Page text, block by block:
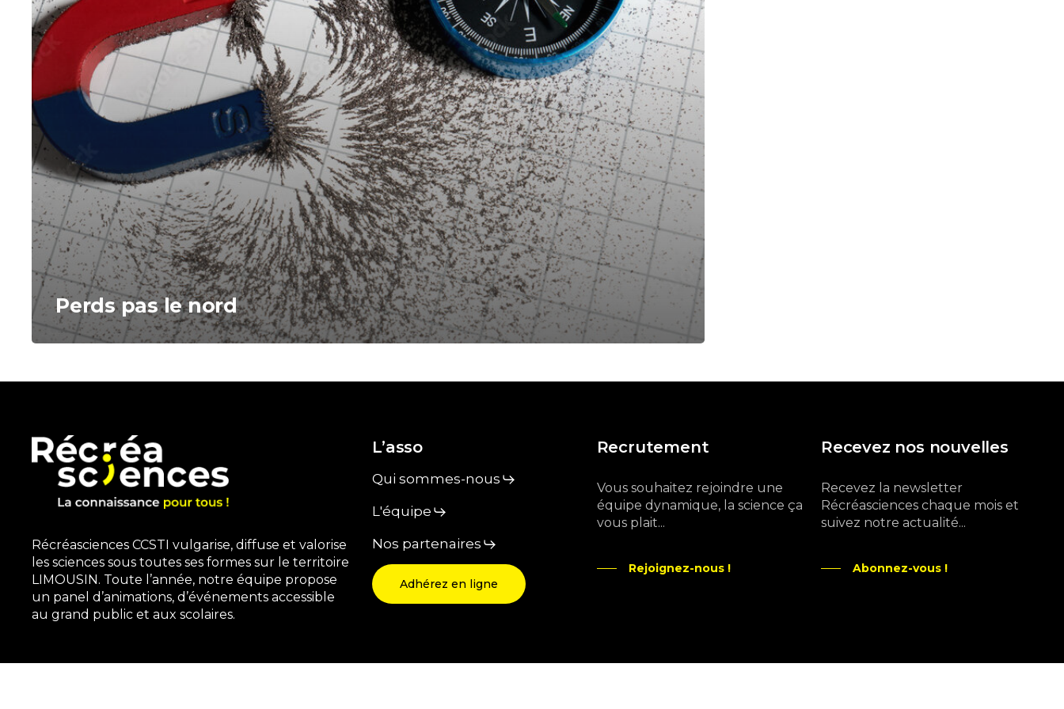
Perds pas le nord
Récréasciences CCSTI vulgarise, diffuse et valorise
les sciences sous toutes ses formes sur le territoire
LIMOUSIN. Toute l’année, notre équipe propose
un panel d’animations, d’événements accessible
au grand public et aux scolaires.
L’asso
Qui sommes-nous
L'équipe
Nos partenaires
Adhérez en ligne
Recrutement
Vous souhaitez rejoindre une
équipe dynamique, la science ça
vous plait...
Rejoignez-nous !
Recevez nos nouvelles
Recevez la newsletter
Récréasciences chaque mois et
suivez notre actualité...
Abonnez-vous !